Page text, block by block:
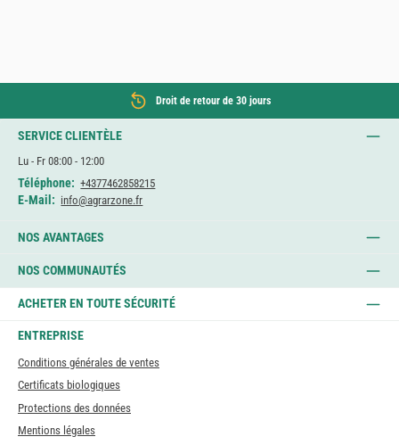
Droit de retour de 30 jours
SERVICE CLIENTÈLE
Lu - Fr 08:00 - 12:00
Téléphone: +4377462858215
E-Mail: info@agrarzone.fr
NOS AVANTAGES
NOS COMMUNAUTÉS
ACHETER EN TOUTE SÉCURITÉ
ENTREPRISE
Conditions générales de ventes
Certificats biologiques
Protections des données
Mentions légales